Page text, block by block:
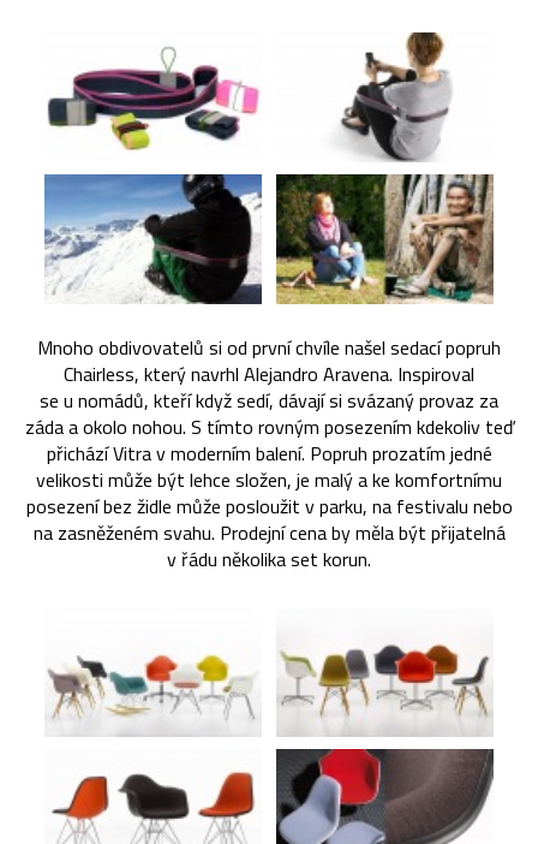
Mnoho obdivovatelů si od první chvíle našel sedací popruh
Chairless, který navrhl Alejandro Aravena. Inspiroval
se u nomádů, kteří když sedí, dávají si svázaný provaz za
záda a okolo nohou. S tímto rovným posezením kdekoliv teď
přichází Vitra v moderním balení. Popruh prozatím jedné
velikosti může být lehce složen, je malý a ke komfortnímu
posezení bez židle může posloužit v parku, na festivalu nebo
na zasněženém svahu. Prodejní cena by měla být přijatelná
v řádu několika set korun.